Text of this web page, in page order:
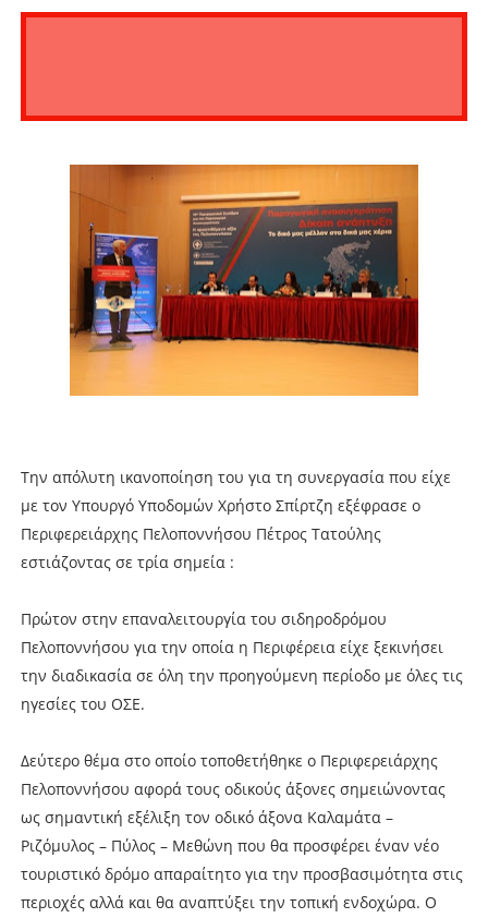
Την απόλυτη ικανοποίηση του για τη συνεργασία που είχε
με τον Υπουργό Υποδομών Χρήστο Σπίρτζη εξέφρασε ο
Περιφερειάρχης Πελοποννήσου Πέτρος Τατούλης
εστιάζοντας σε τρία σημεία :
Πρώτον στην επαναλειτουργία του σιδηροδρόμου
Πελοποννήσου για την οποία η Περιφέρεια είχε ξεκινήσει
την διαδικασία σε όλη την προηγούμενη περίοδο με όλες τις
ηγεσίες του ΟΣΕ.
Δεύτερο θέμα στο οποίο τοποθετήθηκε ο Περιφερειάρχης
Πελοποννήσου αφορά τους οδικούς άξονες σημειώνοντας
ως σημαντική εξέλιξη τον οδικό άξονα Καλαμάτα –
Ριζόμυλος – Πύλος – Μεθώνη που θα προσφέρει έναν νέο
τουριστικό δρόμο απαραίτητο για την προσβασιμότητα στις
περιοχές αλλά και θα αναπτύξει την τοπική ενδοχώρα. Ο